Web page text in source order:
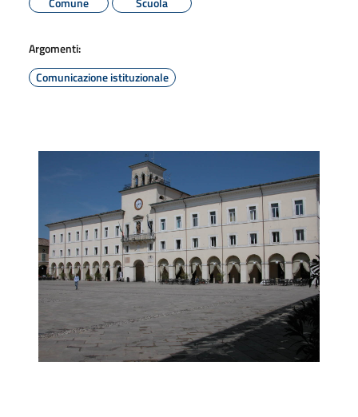
Argomenti:
Comunicazione istituzionale